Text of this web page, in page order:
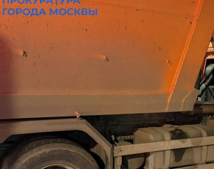
деятельность в
социальных сетях. С целью
средств от спонсоров
курсов и прогнозов ставок
лицевые счета как
родственникам лицевые
прокуратуре
«Иллюзия контроля»: можно
ли снизить уровень
холестерина только с